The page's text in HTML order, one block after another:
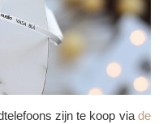
zijn te koop viade